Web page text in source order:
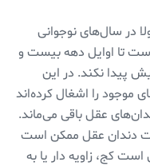
در سال‌های نوجوانی
تا اوایل دهه بیست و
پیدا نکند. در این
موجود را اشغال کرده‌اند
عقل باقی می‌ماند.
دندان عقل ممکن است
کج، زاویه دار یا به